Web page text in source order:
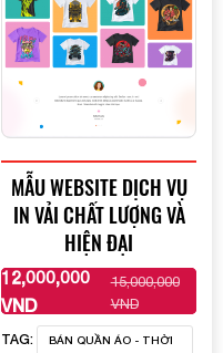
MẪU WEBSITE DỊCH VỤ
IN VẢI CHẤT LƯỢNG VÀ
HIỆN ĐẠI
12,000,000
VND
15,000,000
VND
XEM THÊM
TAG:
BÁN QUẦN ÁO - THỜI